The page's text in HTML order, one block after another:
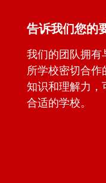
告诉我们您的
我们的团队拥有
所学校密切合作
知识和理解力，
合适的学校。